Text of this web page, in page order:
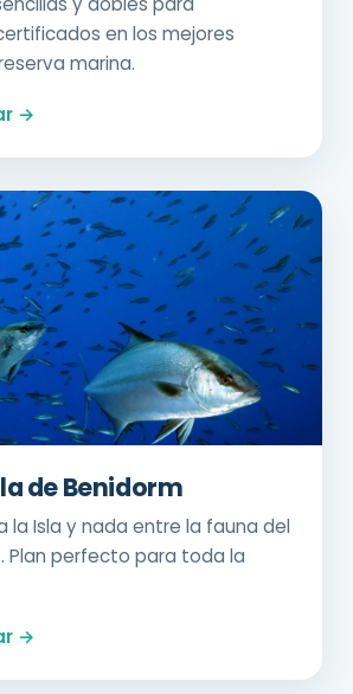
en los mejores
marina.
→
de Benidorm
la Isla y nada entre la fauna del
Plan perfecto para toda la
→